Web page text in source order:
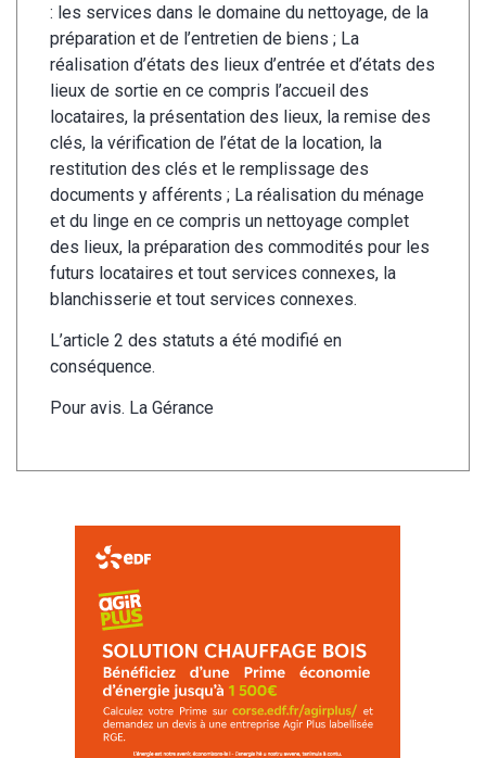
: les services dans le domaine du nettoyage, de la
préparation et de l’entretien de biens ; La
réalisation d’états des lieux d’entrée et d’états des
lieux de sortie en ce compris l’accueil des
locataires, la présentation des lieux, la remise des
clés, la vérification de l’état de la location, la
restitution des clés et le remplissage des
documents y afférents ; La réalisation du ménage
et du linge en ce compris un nettoyage complet
des lieux, la préparation des commodités pour les
futurs locataires et tout services connexes, la
blanchisserie et tout services connexes.
L’article 2 des statuts a été modifié en
conséquence.
Pour avis. La Gérance